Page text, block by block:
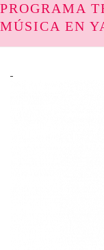
PROGRAMA
MÚSICA EN